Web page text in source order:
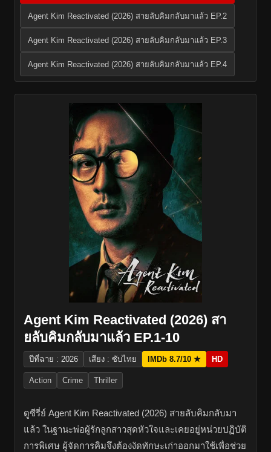
Agent Kim Reactivated (2026) สายลับคิมกลับมาแล้ว EP.2
Agent Kim Reactivated (2026) สายลับคิมกลับมาแล้ว EP.3
Agent Kim Reactivated (2026) สายลับคิมกลับมาแล้ว EP.4
Agent Kim Reactivated (2026) สา
ยลับคิมกลับมาแล้ว EP.1-10
ปีที่ฉาย : 2026 เสียง : ซับไทย IMDb 8.7/10 ★ HD
Action Crime Thriller
ดูซีรี่ย์ Agent Kim Reactivated (2026) สายลับคิมกลับมา
แล้ว ในฐานะพ่อผู้รักลูกสาวสุดหัวใจและเคยอยู่หน่วยปฏิบัติ
การพิเศษ ผู้จัดการคิมจึงต้องงัดทักษะเก่าออกมาใช้เพื่อช่วย